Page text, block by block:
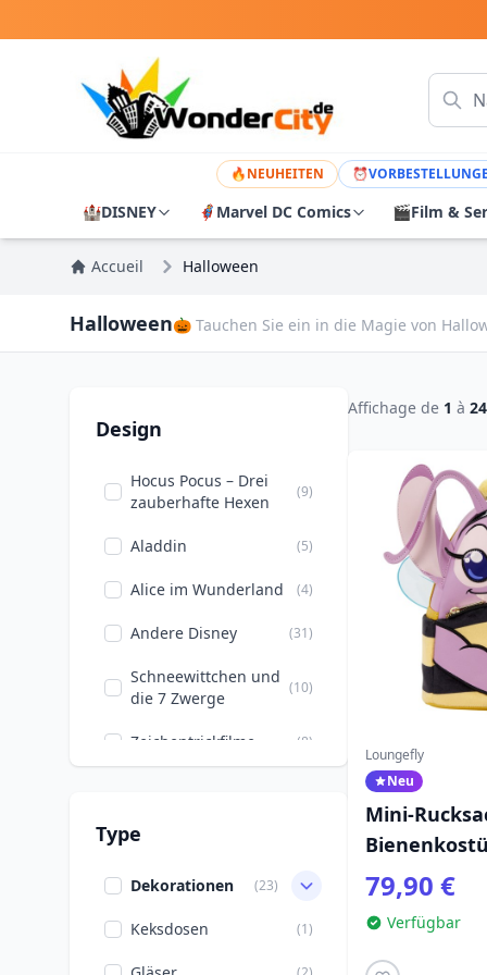
🔥NEUHEITEN ⏰
🏰DISNEY 🦸 Marvel DC Comics 🎬Film &
Accueil Halloween
Halloween🎃 Tauchen Sie ein in die Magie von
Design
Hocus Pocus – Drei
zauberhafte Hexen
(9)
Aladdin (5)
Alice im Wunderland (4)
Andere Disney (31)
Schneewittchen und
die 7 Zwerge
(10)
Zeichentrickfilme (8)
Chip & Dale
Type
Dekorationen (23)
Keksdosen (1)
Affichage de 1 à 24
Loungefly
Neu
Mini-
Loungefly
79,90 €
Verfügbar